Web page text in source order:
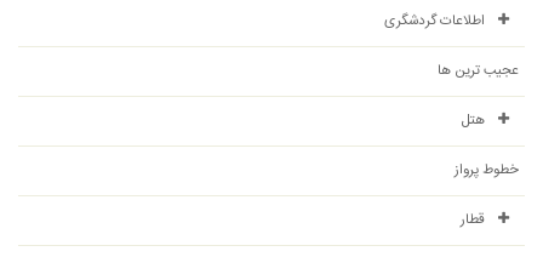
اطلاعات گردشگری
عجیب ترین ها
هتل
خطوط پرواز
قطار